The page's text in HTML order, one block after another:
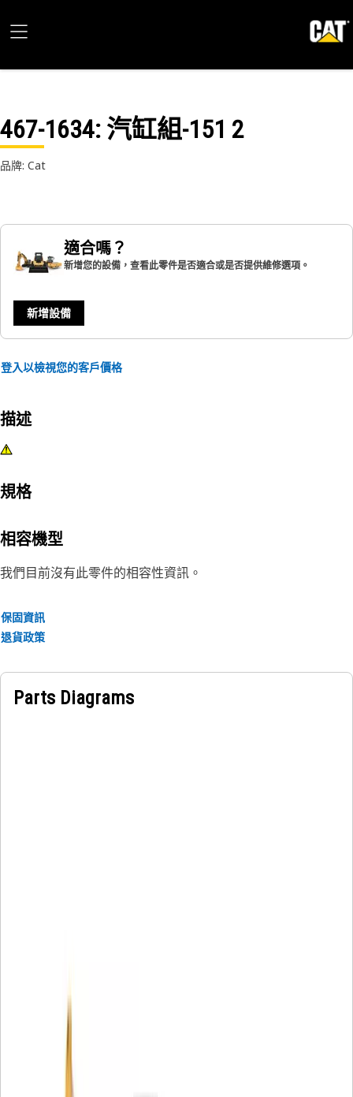
467-1634: 汽缸組-151 2
品牌: Cat
適合嗎？
新增您的設備，查看此零件是否適合或是否提供維修選項。
新增設備
登入以檢視您的客戶價格
描述
規格
相容機型
我們目前沒有此零件的相容性資訊。
保固資訊
退貨政策
Parts Diagrams